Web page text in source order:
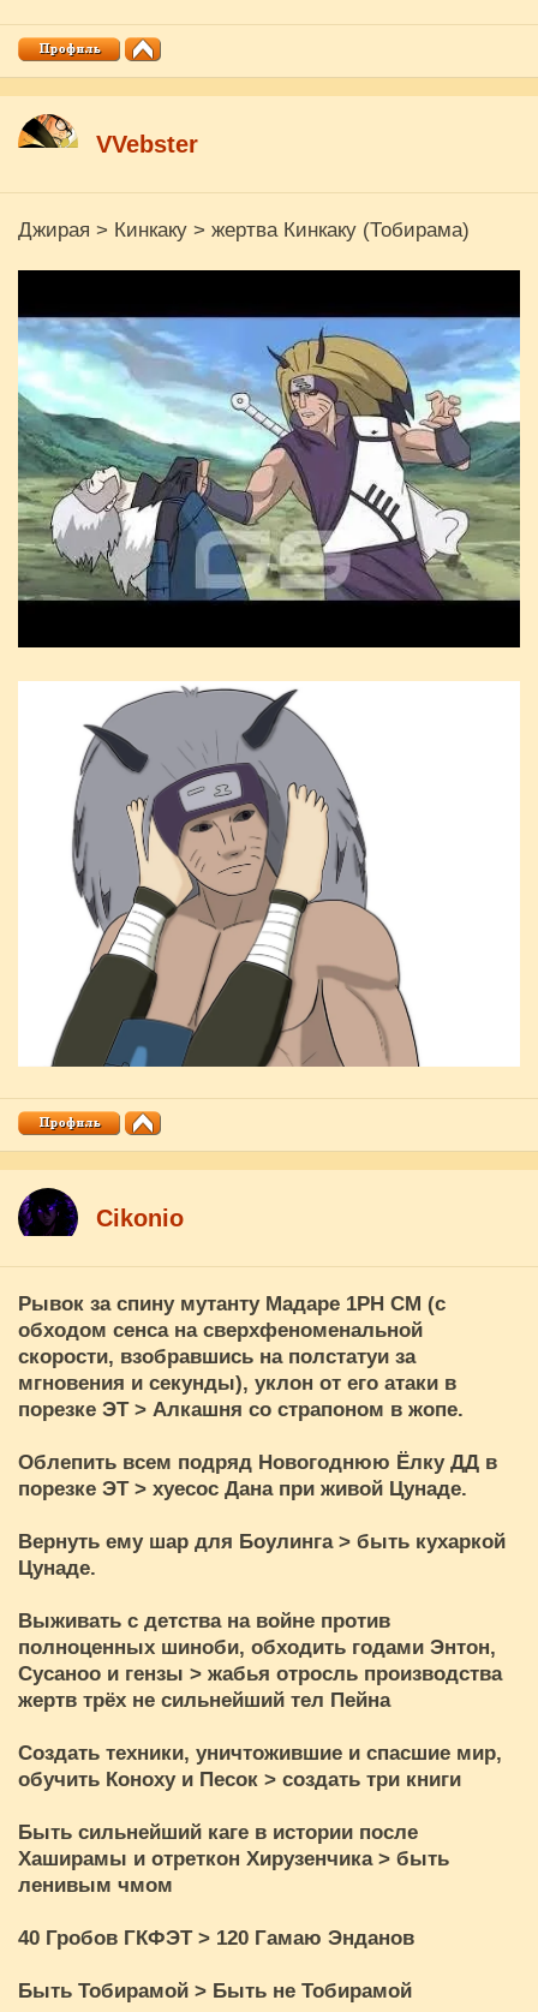
VVebster
Джирая > Кинкаку > жертва Кинкаку (Тобирама)
Cikоnio
Рывок за спину мутанту Мадаре 1РН СМ (с
обходом сенса на сверхфеноменальной
скорости, взобравшись на полстатуи за
мгновения и секунды), уклон от его атаки в
порезке ЭТ > Алкашня со страпоном в жопе.
Облепить всем подряд Новогоднюю Ёлку ДД в
порезке ЭТ > хуесос Дана при живой Цунаде.
Вернуть ему шар для Боулинга > быть кухаркой
Цунаде.
Выживать с детства на войне против
полноценных шиноби, обходить годами Энтон,
Сусаноо и гензы > жабья отросль производства
жертв трёх не сильнейший тел Пейна
Создать техники, уничтожившие и спасшие мир,
обучить Коноху и Песок > создать три книги
Быть сильнейший каге в истории после
Хаширамы и отреткон Хирузенчика > быть
ленивым чмом
40 Гробов ГКФЭТ > 120 Гамаю Энданов
Быть Тобирамой > Быть не Тобирамой